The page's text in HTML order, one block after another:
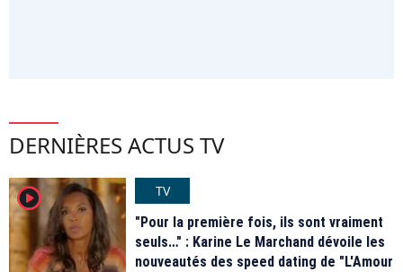
DERNIÈRES ACTUS TV
player2
TV
"Pour la première fois, ils sont vraiment
seuls…" : Karine Le Marchand dévoile les
nouveautés des speed dating de "L'Amour